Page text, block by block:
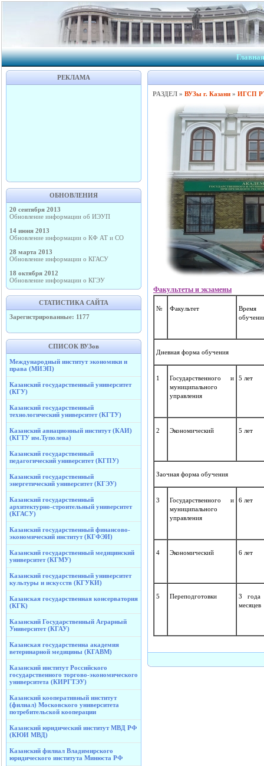
Главная
РЕКЛАМА
ОБНОВЛЕНИЯ
20 сентября 2013
Обновление информации об ИЭУП
14 июня 2013
Обновление информации о КФ АТ и СО
28 марта 2013
Обновление информации о КГАСУ
18 октября 2012
Обновление информации о КГЭУ
СТАТИСТИКА САЙТА
Зарегистрированные: 1177
СПИСОК ВУЗов
Международный институт экономики и
права (МИЭП)
Казанский государственный университет
(КГУ)
Казанский государственный
технологический университет (КГТУ)
Казанский авиационный институт (КАИ)
(КГТУ им.Туполева)
Казанский государственный
педагогический университет (КГПУ)
Казанский государственный
энергетический университет (КГЭУ)
Казанский государственный
архитектурно-строительный университет
(КГАСУ)
Казанский государственный финансово-
экономический институт (КГФЭИ)
Казанский государственный медицинский
университет (КГМУ)
Казанский государственный университет
культуры и искусств (КГУКИ)
Казанская государственная консерватория
(КГК)
Казанский Государственный Аграрный
Университет (КГАУ)
Казанская государственна академия
ветеринарной медицины (КГАВМ)
Казанский институт Российского
государственного торгово-экономического
университета (КИРГТЭУ)
Казанский кооперативный институт
(филиал) Московского университета
потребительской кооперации
Казанский юридический институт МВД РФ
(КЮИ МВД)
Казанский филиал Владимирского
юридического института Минюста РФ
РАЗДЕЛ » ВУЗы г. Казани » ИГСП
Факультеты и экзамены
№ Факультет
Время
Дневная форма обучения
1
Государственного и
муниципального
управления
5 лет
2 Экономический 5 лет
Заочная форма обучения
3
Государственного и
муниципального
управления
6 лет
4 Экономический 6 лет
5 Переподготовки
3 года
месяцев